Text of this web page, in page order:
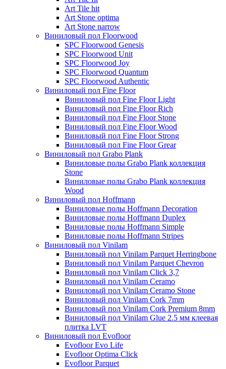
Art Tile hit
Art Stone optima
Art Stone narrow
Виниловый пол Floorwood
SPC Floorwood Genesis
SPC Floorwood Unit
SPC Floorwood Joy
SPC Floorwood Quantum
SPC Floorwood Authentic
Виниловый пол Fine Floor
Виниловый пол Fine Floor Light
Виниловый пол Fine Floor Rich
Виниловый пол Fine Floor Stone
Виниловый пол Fine Floor Wood
Виниловый пол Fine Floor Strong
Виниловый пол Fine Floor Grear
Виниловый пол Grabo Plank
Виниловые полы Grabo Plank коллекция
Stone
Виниловые полы Grabo Plank коллекция
Wood
Виниловый пол Hoffmann
Виниловые полы Hoffmann Decoration
Виниловые полы Hoffmann Duplex
Виниловые полы Hoffmann Simple
Виниловые полы Hoffmann Stripes
Виниловый пол Vinilam
Виниловый пол Vinilam Parquet Herringbone
Виниловый пол Vinilam Parquet Chevron
Виниловый пол Vinilam Click 3,7
Виниловый пол Vinilam Ceramo
Виниловый пол Vinilam Ceramo Stone
Виниловый пол Vinilam Cork 7mm
Виниловый пол Vinilam Cork Premium 8mm
Виниловый пол Vinilam Glue 2.5 мм клеевая
плитка LVT
Виниловый пол Evofloor
Evofloor Evo Life
Evofloor Optima Click
Evofloor Parquet